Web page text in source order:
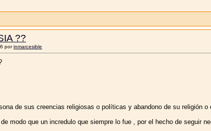
??
porinmarcesible
de sus creencias religiosas o políticas y abandono de su religión o
modo que un incredulo que siempre lo fue , por el hecho de seguir